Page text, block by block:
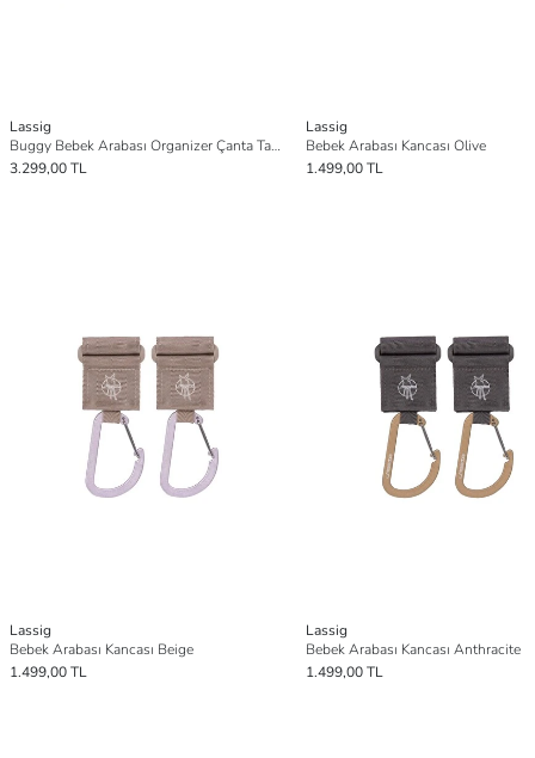
Lassig
Buggy Bebek Arabası Organizer Çanta Taupe
3.299,00 TL
Lassig
Bebek Arabası Kancası Olive
1.499,00 TL
Lassig
Bebek Arabası Kancası Beige
1.499,00 TL
Lassig
Bebek Arabası Kancası Anthracite
1.499,00 TL